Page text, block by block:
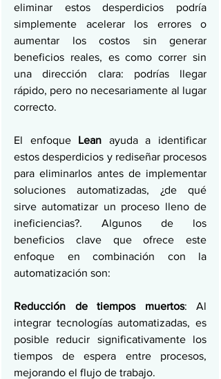
eliminar estos desperdicios podría
simplemente acelerar los errores o
aumentar los costos sin generar
beneficios reales, es como correr sin
una dirección clara: podrías llegar
rápido, pero no necesariamente al lugar
correcto.
El enfoque Lean ayuda a identificar
estos desperdicios y rediseñar procesos
para eliminarlos antes de implementar
soluciones automatizadas, ¿de qué
sirve automatizar un proceso lleno de
ineficiencias?. Algunos de los
beneficios clave que ofrece este
enfoque en combinación con la
automatización son:
Reducción de tiempos muertos: Al
integrar tecnologías automatizadas, es
posible reducir significativamente los
tiempos de espera entre procesos,
mejorando el flujo de trabajo.